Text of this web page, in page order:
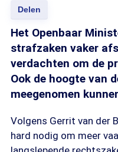
Delen
Het Openbaar
strafzaken vaker
verdachten om de
Ook de hoogte van
meegenomen
Volgens Gerrit van der
hard nodig om meer